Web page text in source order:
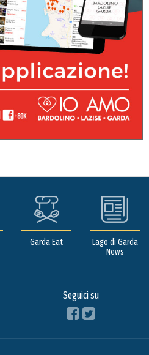
Garda Eat
Lago di Garda
News
Seguici su